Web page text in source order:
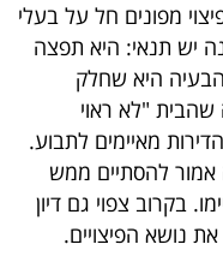
מפונים חל על בעלי
יש תנאי: היא תפצה
היא שחלק
"לא ראוי
מאיימים לתבוע.
אמור להסתיים ממש
בקרוב צפוי גם דיון
נושא הפיצויים.